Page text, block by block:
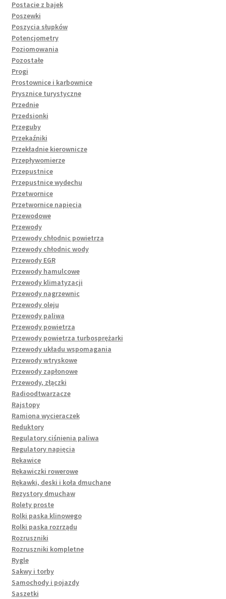
Postacie z bajek
Poszewki
Poszycia słupków
Potencjometry
Poziomowania
Pozostałe
Progi
Prostownice i karbownice
Prysznice turystyczne
Przednie
Przedsionki
Przeguby
Przekaźniki
Przekładnie kierownicze
Przepływomierze
Przepustnice
Przepustnice wydechu
Przetwornice
Przetwornice napięcia
Przewodowe
Przewody
Przewody chłodnic powietrza
Przewody chłodnic wody
Przewody EGR
Przewody hamulcowe
Przewody klimatyzacji
Przewody nagrzewnic
Przewody oleju
Przewody paliwa
Przewody powietrza
Przewody powietrza turbosprężarki
Przewody układu wspomagania
Przewody wtryskowe
Przewody zapłonowe
Przewody, złączki
Radioodtwarzacze
Rajstopy
Ramiona wycieraczek
Reduktory
Regulatory ciśnienia paliwa
Regulatory napięcia
Rękawice
Rękawiczki rowerowe
Rękawki, deski i koła dmuchane
Rezystory dmuchaw
Rolety proste
Rolki paska klinowego
Rolki paska rozrządu
Rozruszniki
Rozruszniki kompletne
Rygle
Sakwy i torby
Samochody i pojazdy
Saszetki